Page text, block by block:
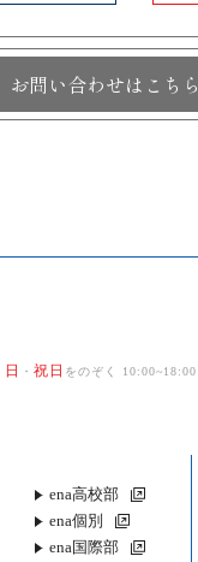
お問い合わせはこちら
日 ・祝日 をのぞく 10:00~18:00
ena高校部
ena個別
ena国際部